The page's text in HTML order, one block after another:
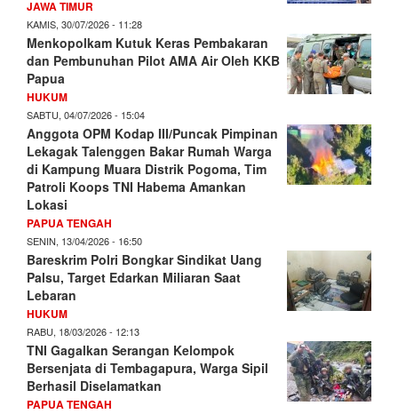
JAWA TIMUR
KAMIS, 30/07/2026 - 11:28
Menkopolkam Kutuk Keras Pembakaran
dan Pembunuhan Pilot AMA Air Oleh KKB
Papua
HUKUM
SABTU, 04/07/2026 - 15:04
Anggota OPM Kodap III/Puncak Pimpinan
Lekagak Talenggen Bakar Rumah Warga
di Kampung Muara Distrik Pogoma, Tim
Patroli Koops TNI Habema Amankan
Lokasi
PAPUA TENGAH
SENIN, 13/04/2026 - 16:50
Bareskrim Polri Bongkar Sindikat Uang
Palsu, Target Edarkan Miliaran Saat
Lebaran
HUKUM
RABU, 18/03/2026 - 12:13
TNI Gagalkan Serangan Kelompok
Bersenjata di Tembagapura, Warga Sipil
Berhasil Diselamatkan
PAPUA TENGAH